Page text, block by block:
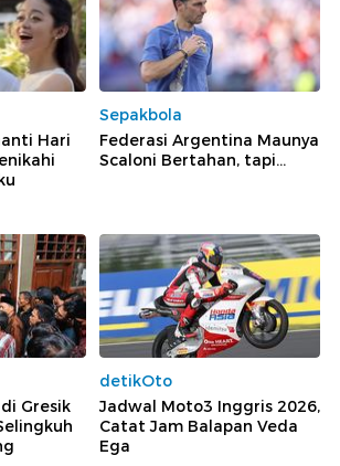
Hari
Sepakbola
Federasi Argentina Maunya
Scaloni Bertahan, tapi...
Gresik
detikOto
Jadwal Moto3 Inggris 2026,
Catat Jam Balapan Veda
Ega